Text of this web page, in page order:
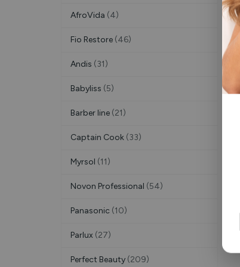
AfroVida (4)
Fio Restore (46)
Andis (31)
Babyliss (5)
Barber line (21)
Captain Cook (33)
Myrsol (11)
Novon Professional (54)
Panasonic (10)
Parlux (27)
Perfect Beauty (209)